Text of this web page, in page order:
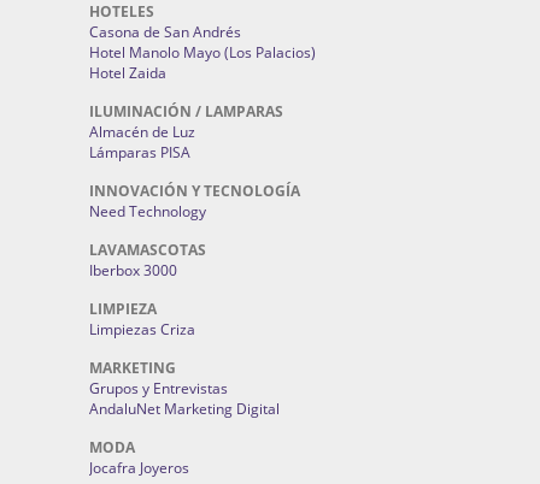
HOTELES
Casona de San Andrés
Hotel Manolo Mayo (Los Palacios)
Hotel Zaida
ILUMINACIÓN / LAMPARAS
Almacén de Luz
Lámparas PISA
INNOVACIÓN Y TECNOLOGÍA
Need Technology
LAVAMASCOTAS
Iberbox 3000
LIMPIEZA
Limpiezas Criza
MARKETING
Grupos y Entrevistas
AndaluNet Marketing Digital
MODA
Jocafra Joyeros